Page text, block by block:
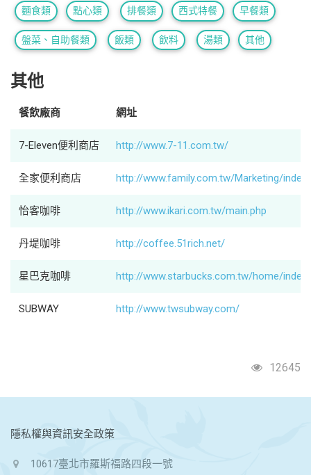
麵食類 點心類 排餐類 西式特餐 早餐類
盤菜、自助餐類 飯類 飲料 湯類 其他
其他
餐飲廠商 網址
7-Eleven便利商店 http://www.7-11.com.tw/
全家便利商店 http://www.family.com.tw/Marketing/
怡客咖啡 http://www.ikari.com.tw/main.php
丹堤咖啡 http://coffee.51rich.net/
星巴克咖啡 http://www.starbucks.com.tw/home/
SUBWAY http://www.twsubway.com/
12645
:::
隱私權與資訊安全政策
10617臺北市羅斯福路四段一號